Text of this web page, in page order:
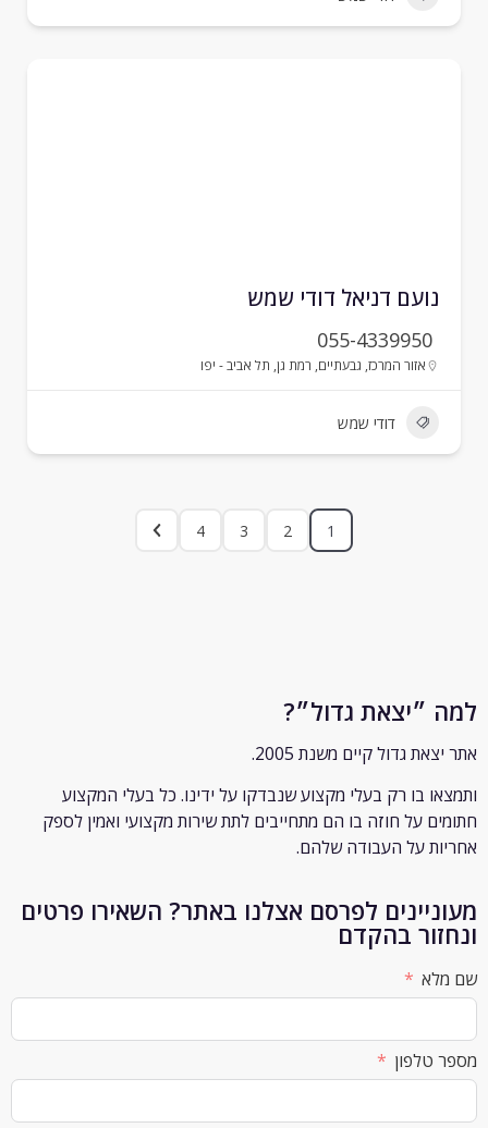
גדול״?
גדול קיים משנת 2005.
בו רקבעלי מקצוע שנבדקו על ידינו. כל בעלי המקצוע
על חוזה בו הם מתחייבים לתת שירות מקצועי ואמין לספק
על העבודה שלהם.
לפרסם אצלנו באתר? השאירו פרטים
בהקדם
דניאל דודי שמש
055-4339950
אזור המרכז,גבעתיים, רמת גן,תל אביב - יפו
דודי שמש